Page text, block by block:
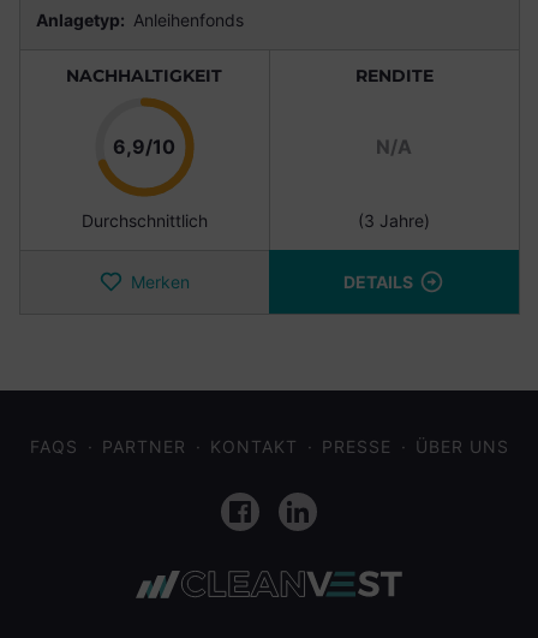
Anlagetyp: Anleihenfonds
NACHHALTIGKEIT
6,9/10 Punkte
Durchschnittlich
RENDITE
N/A
(3 Jahre)
Merken DETAILS
FAQS PARTNER KONTAKT PRESSE ÜBER UNS
FacebookLinkedIn